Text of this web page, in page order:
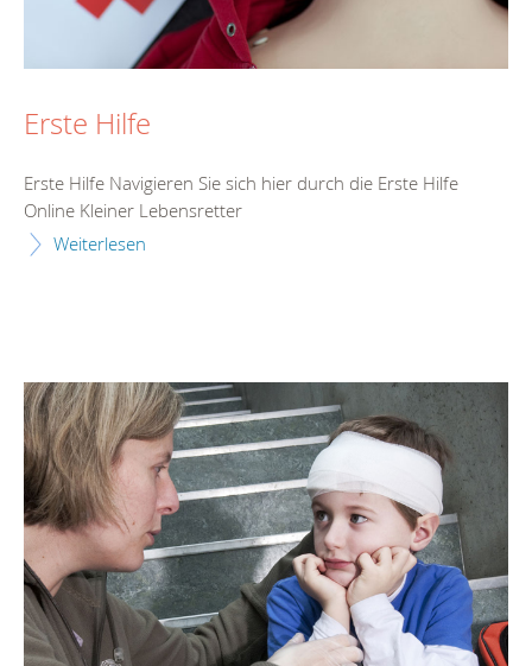
Erste Hilfe
Erste Hilfe Navigieren Sie sich hier durch die Erste Hilfe
Online Kleiner Lebensretter
Weiterlesen